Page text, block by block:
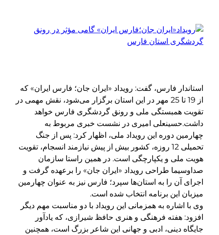
استاندار فارس، گفت: رویداد «ایران جان؛ فارس ایران» که
از 19 تا 25 مهر در این استان برگزار می‌شود، نقش مهمی در
تقویت همبستگی ملی و رونق گردشگری فارس خواهد
داشت.حسینعلی امیری در نشست خبری مربوط به
چهارمین دوره این رویداد ملی، اظهار کرد: پس از جنگ
تحمیلی 12 روزه، کشور بیش از پیش نیازمند انسجام، تقویت
هویت ملی و یکپارچگی است. در همین راستا سازمان
صداوسیما طراحی رویداد «ایران جان» را برعهده گرفت و
اجرای آن را به استان‌ها سپرد؛ فارس نیز به عنوان چهارمین
میزبان این برنامه انتخاب شده است.
وی با اشاره به همزمانی این رویداد با دو مناسبت مهم دیگر
افزود: هفته فرهنگی و هنری حافظ شیرازی، که یادآور
جایگاه دینی، ادبی و جهانی این شاعر بزرگ است، همچنین